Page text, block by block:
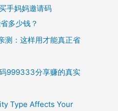
手妈妈邀请码
多少钱？
测：这样用才能真正省
999333分享赚的真实
Type Affects Your